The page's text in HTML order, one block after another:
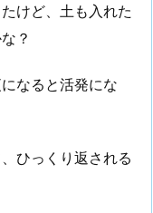
けど、土も入れた
？
なると活発にな
ひっくり返される